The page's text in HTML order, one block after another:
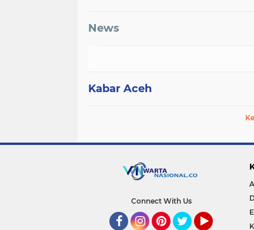
News
Kabar Aceh
Connect With Us